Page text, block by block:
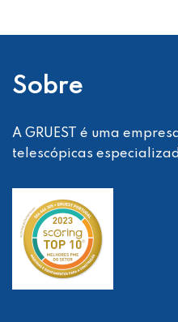
Sobre
A GRUEST é uma
telescópicas